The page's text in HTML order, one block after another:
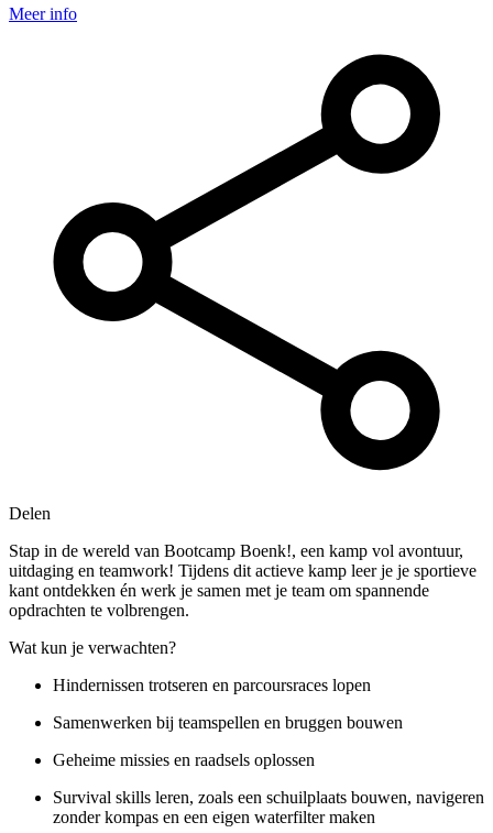
Meer info
Delen
Stap in de wereld van Bootcamp Boenk!, een kamp vol avontuur,
uitdaging en teamwork! Tijdens dit actieve kamp leer je je sportieve
kant ontdekken én werk je samen met je team om spannende
opdrachten te volbrengen.
Wat kun je verwachten?
Hindernissen trotseren en parcoursraces lopen
Samenwerken bij teamspellen en bruggen bouwen
Geheime missies en raadsels oplossen
Survival skills leren, zoals een schuilplaats bouwen, navigeren
zonder kompas en een eigen waterfilter maken